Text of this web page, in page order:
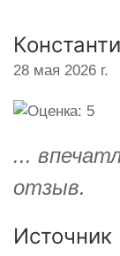
28 мая 2026 г.
...
отзыв.
Источник